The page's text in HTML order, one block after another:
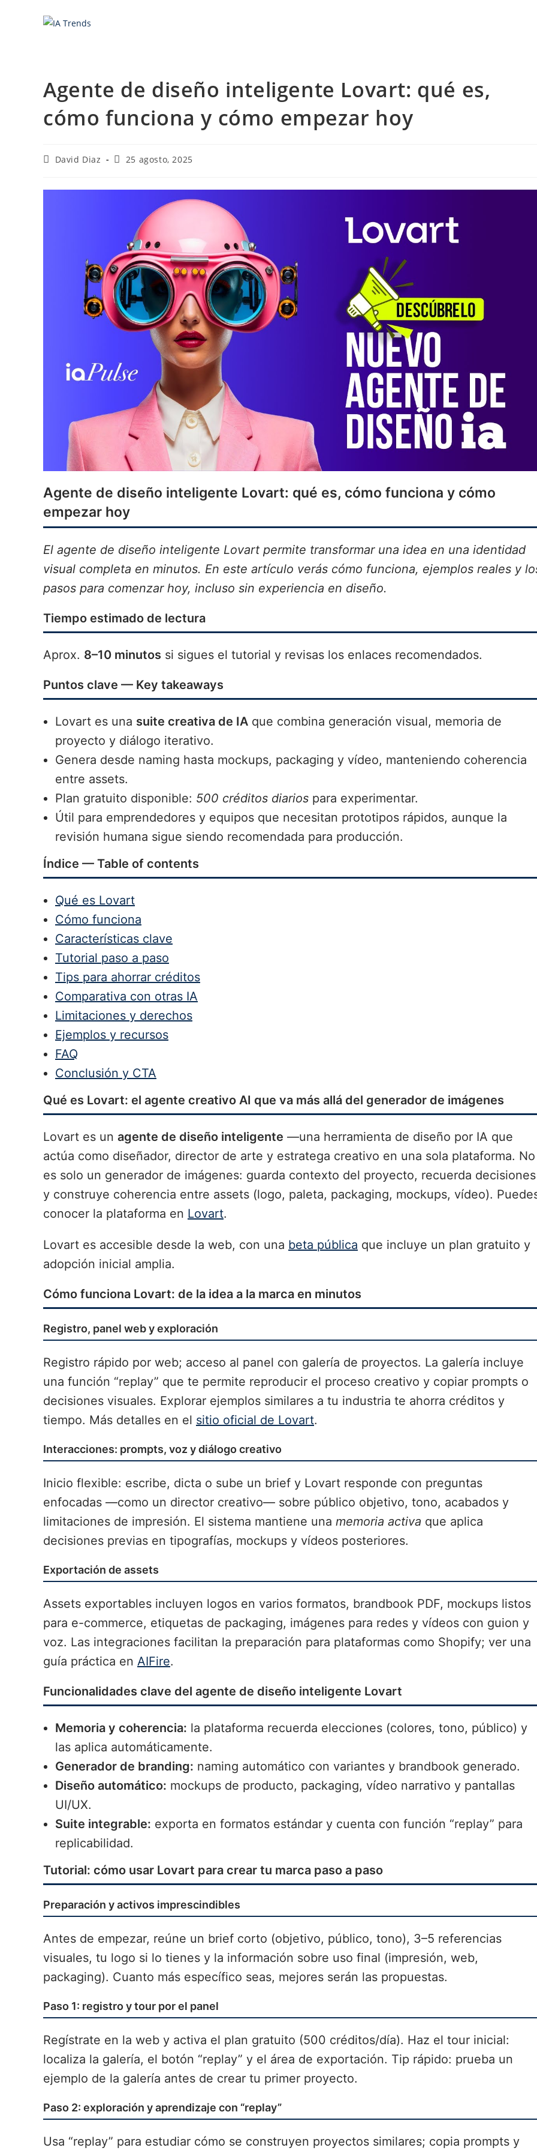
Agente de diseño inteligente Lovart: qué es,
cómo funciona y cómo empezar hoy
Autor
entrada:
David Diaz
Última
la
25 agosto, 2025
Agente de diseño inteligente Lovart: qué es, cómo funciona y cómo
empezar hoy
El agente de diseño inteligente Lovart permite transformar una idea en una identidad
visual completa en minutos. En este artículo verás cómo funciona, ejemplos reales y
pasos para comenzar hoy, incluso sin experiencia en diseño.
Tiempo estimado de lectura
Aprox. 8–10 minutos si sigues el tutorial y revisas los enlaces recomendados.
Puntos clave — Key takeaways
Lovart es una suite creativa de IA que combina generación visual, memoria de
proyecto y diálogo iterativo.
Genera desde naming hasta mockups, packaging y vídeo, manteniendo coherencia
entre assets.
Plan gratuito disponible: 500 créditos diarios para experimentar.
Útil para emprendedores y equipos que necesitan prototipos rápidos, aunque la
revisión humana sigue siendo recomendada para producción.
Índice — Table of contents
Qué es Lovart
Cómo funciona
Características clave
Tutorial paso a paso
Tips para ahorrar créditos
Comparativa con otras IA
Limitaciones y derechos
Ejemplos y recursos
FAQ
Conclusión y CTA
Qué es Lovart: el agente creativo AI que va más allá del generador de imágenes
Lovart es un agente de diseño inteligente —una herramienta de diseño por IA que
actúa como diseñador, director de arte y estratega creativo en una sola plataforma. No
es solo un generador de imágenes: guarda contexto del proyecto, recuerda decisiones
y construye coherencia entre assets (logo, paleta, packaging, mockups, vídeo).
conocer la plataforma en Lovart.
Lovart es accesible desde la web, con una beta pública que incluye un plan gratuito y
adopción inicial amplia.
Cómo funciona Lovart: de la idea a la marca en minutos
Registro, panel web y exploración
Registro rápido por web; acceso al panel con galería de proyectos. La galería incluye
una función “replay” que te permite reproducir el proceso creativo y copiar prompts o
decisiones visuales. Explorar ejemplos similares a tu industria te ahorra créditos y
tiempo. Más detalles en el sitio oficial de Lovart.
Interacciones: prompts, voz y diálogo creativo
Inicio flexible: escribe, dicta o sube un brief y Lovart responde con preguntas
enfocadas —como un director creativo— sobre público objetivo, tono, acabados y
limitaciones de impresión. El sistema mantiene una memoria activa que aplica
decisiones previas en tipografías, mockups y vídeos posteriores.
Exportación de assets
Assets exportables incluyen logos en varios formatos, brandbook PDF, mockups listos
para e-commerce, etiquetas de packaging, imágenes para redes y vídeos con guion y
voz. Las integraciones facilitan la preparación para plataformas como Shopify; ver una
guía práctica en AIFire.
Funcionalidades clave del agente de diseño inteligente Lovart
Memoria y coherencia: la plataforma recuerda elecciones (colores, tono, público) y
las aplica automáticamente.
Generador de branding: naming automático con variantes y brandbook generado.
Diseño automático: mockups de producto, packaging, vídeo narrativo y pantallas
UI/UX.
Suite integrable: exporta en formatos estándar y cuenta con función “replay” para
replicabilidad.
Tutorial: cómo usar Lovart para crear tu marca paso a paso
Preparación y activos imprescindibles
Antes de empezar, reúne un brief corto (objetivo, público, tono), 3–5 referencias
visuales, tu logo si lo tienes y la información sobre uso final (impresión, web,
packaging). Cuanto más específico seas, mejores serán las propuestas.
Paso 1: registro y tour por el panel
Regístrate en la web y activa el plan gratuito (500 créditos/día). Haz el tour inicial:
localiza la galería, el botón “replay” y el área de exportación. Tip rápido: prueba un
ejemplo de la galería antes de crear tu primer proyecto.
Paso 2: exploración y aprendizaje con “replay”
Usa “replay” para estudiar cómo se construyen proyectos similares; copia prompts y